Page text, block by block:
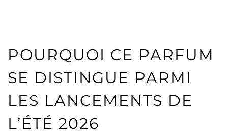
POURQUOI CE PARFUM
SE DISTINGUE PARMI
LES LANCEMENTS DE
L’ÉTÉ 2026